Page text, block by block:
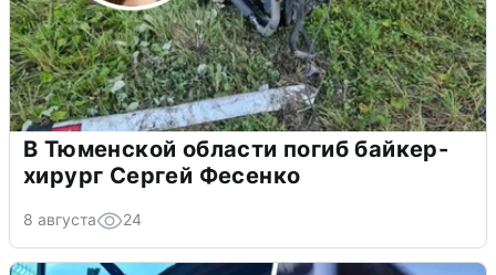
В Тюменской области погиб байкер-
хирург Сергей Фесенко
8 августа 24